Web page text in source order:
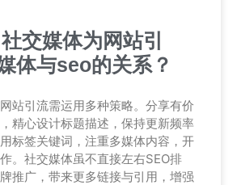
交媒体为网站引
体与seo的关系？
站引流需运用多种策略。分享有价
精心设计标题描述，保持更新频率
标签关键词，注重多媒体内容，开
。社交媒体虽不直接左右SEO排
推广，带来更多链接与引用，增强